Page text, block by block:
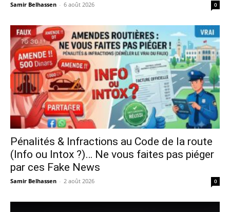
Samir Belhassen - 6 août 2026 0
Pénalités & Infractions au Code de la route
(Info ou Intox ?)… Ne vous faites pas piéger
par ces Fake News
Samir Belhassen - 2 août 2026 0